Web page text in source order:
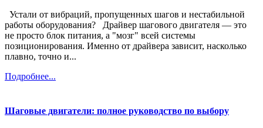
Устали от вибраций, пропущенных шагов и нестабильной
работы оборудования? Драйвер шагового двигателя — это
не просто блок питания, а "мозг" всей системы
позиционирования. Именно от драйвера зависит, насколько
плавно, точно и...
Подробнее...
Шаговые двигатели: полное руководство по выбору